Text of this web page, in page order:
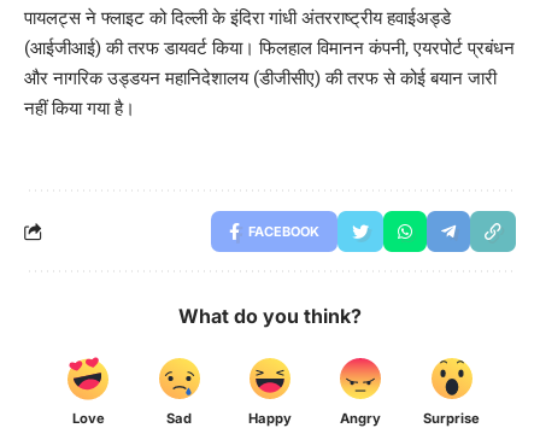
पायलट्स ने फ्लाइट को दिल्ली के इंदिरा गांधी अंतरराष्ट्रीय हवाईअड्डे
(आईजीआई) की तरफ डायवर्ट किया। फिलहाल विमानन कंपनी, एयरपोर्ट प्रबंधन
और नागरिक उड्डयन महानिदेशालय (डीजीसीए) की तरफ से कोई बयान जारी
नहीं किया गया है।
FACEBOOK
What do you think?
Love Sad Happy Angry Surprise